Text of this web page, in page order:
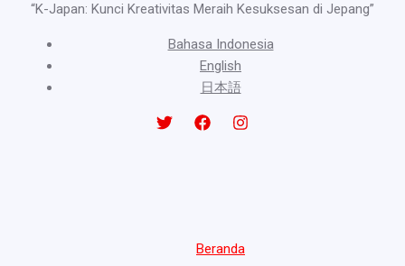
“K-Japan: Kunci Kreativitas Meraih Kesuksesan di Jepang”
Bahasa Indonesia
English
日本語
Beranda